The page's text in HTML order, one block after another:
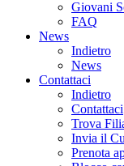
Giovani
FAQ
News
Indietro
News
Contattaci
Indietro
Contattaci
Trova
Invia il
Prenota